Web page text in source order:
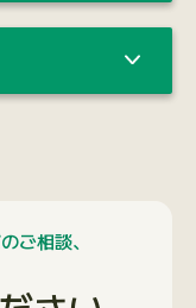
ご相談、